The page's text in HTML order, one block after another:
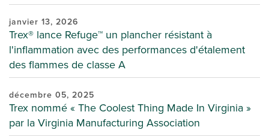
janvier 13, 2026
Trex® lance Refuge™ un plancher résistant à
l'inflammation avec des performances d'étalement
des flammes de classe A
décembre 05, 2025
Trex nommé « The Coolest Thing Made In Virginia »
par la Virginia Manufacturing Association